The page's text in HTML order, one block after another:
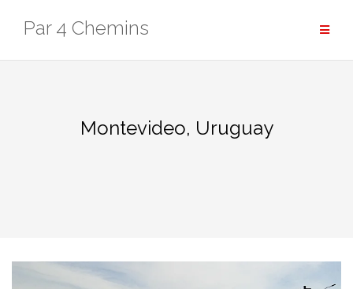
Par 4 Chemins
Montevideo, Uruguay